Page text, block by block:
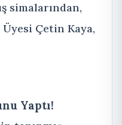
simalarından,
Çetin Kaya,
Yaptı!